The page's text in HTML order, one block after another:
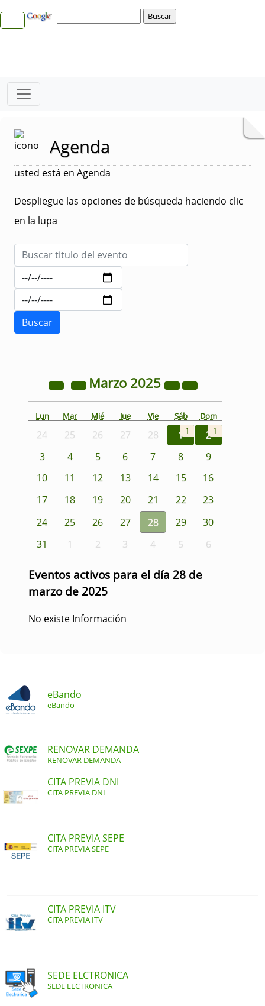
Agenda
usted está en Agenda
Despliegue las opciones de búsqueda haciendo clic
en la lupa
Marzo 2025
Lun Mar Mié Jue Vie Sáb Dom
24 25 26 27 28 1 1 2 1
3 4 5 6 7 8
9
10
11 12 13 14 15
16
17
18 19 20 21 22
23
24
25 26 27 28 29
30
31
1 2 3 4 5 6
Eventos activos para el día 28 de
marzo de 2025
No existe Información
eBando
eBando
RENOVAR DEMANDA
RENOVAR DEMANDA
CITA PREVIA DNI
CITA PREVIA DNI
CITA PREVIA SEPE
CITA PREVIA SEPE
CITA PREVIA ITV
CITA PREVIA ITV
SEDE ELCTRONICA
SEDE ELCTRONICA